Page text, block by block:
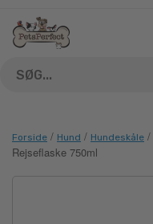
indhold
Forside / Hund / Hundeskåle /
Rejseflaske 750ml